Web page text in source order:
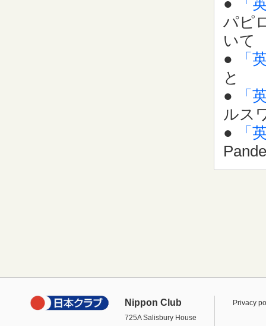
●
「
パピ
いて
●
「
と
●
「
ルス
●
「
Nippon Club
725A Salisbury House
Privacy